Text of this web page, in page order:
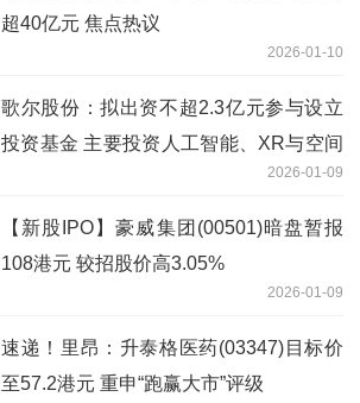
超40亿元 焦点热议
2026-01-10
歌尔股份：拟出资不超2.3亿元参与设立
投资基金 主要投资人工智能、XR与空间
2026-01-09
【新股IPO】豪威集团(00501)暗盘暂报
108港元 较招股价高3.05%
2026-01-09
速递！里昂：升泰格医药(03347)目标价
至57.2港元 重申“跑赢大市”评级